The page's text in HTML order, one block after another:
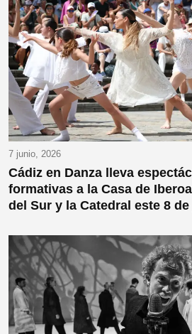
7 junio, 2026
Cádiz en Danza lleva
formativas a la Casa de
del Sur y la Catedral este 8